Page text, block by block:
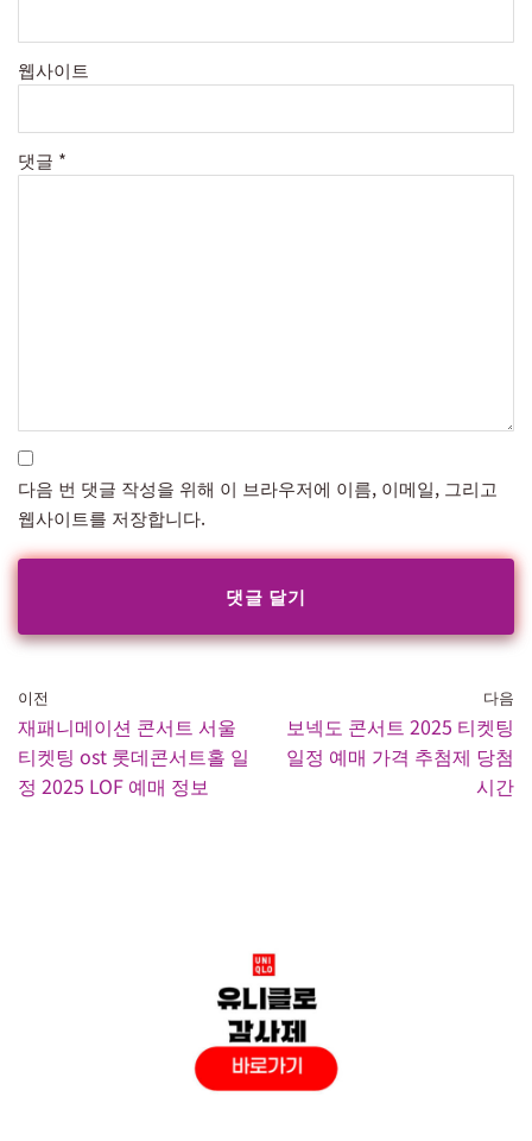
웹사이트
댓글 *
다음 번 댓글 작성을 위해 이 브라우저에 이름, 이메일, 그리고
웹사이트를 저장합니다.
이전
재패니메이션 콘서트 서울
티켓팅 ost 롯데콘서트홀 일
정 2025 LOF 예매 정보
다음
보넥도 콘서트 2025 티켓팅
일정 예매 가격 추첨제 당첨
시간